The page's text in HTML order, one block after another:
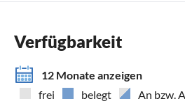
Ihren Laptop anschließen können,
Zeichentrickfilme für Kinder zu
Angrenzend an den Relax-Raum
Wellnessbereich und Dusche mit
Verfügbarkeit
12 Monate anzeigen
frei
belegt An bzw.